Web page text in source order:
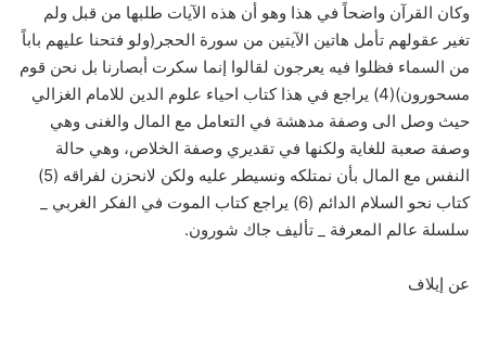
وكان القرآن واضحاً في هذا وهو أن هذه الآيات طلبها من قبل ولم
تغير عقولهم تأمل هاتين الآيتين من سورة الحجر(ولو فتحنا عليهم باباً
من السماء فظلوا فيه يعرجون لقالوا إنما سكرت أبصارنا بل نحن قوم
مسحورون)(4) يراجع في هذا كتاب احياء علوم الدين للامام الغزالي
حيث وصل الى وصفة مدهشة في التعامل مع المال والغنى وهي
وصفة صعبة للغاية ولكنها في تقديري وصفة الخلاص، وهي حالة
النفس مع المال بأن نمتلكه ونسيطر عليه ولكن لانحزن لفراقه (5)
كتاب نحو السلام الدائم (6) يراجع كتاب الموت في الفكر الغربي _
سلسلة عالم المعرفة _ تأليف جاك شورون.
عن إيلاف